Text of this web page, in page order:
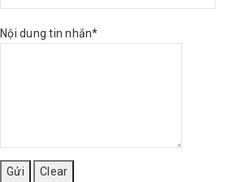
Nội dung tin nhắn*